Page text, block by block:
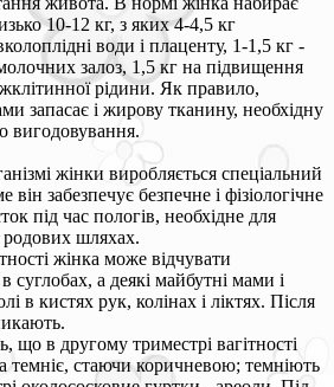
10-12 кг, з яких 4-4,5 кг
води і плаценту, 1-1,5 кг -
залоз, 1,5 кг на підвищення
рідини. Як правило,
запасає і жирову тканину, необхідну
вигодовування.
жінки виробляється спеціальний
забезпечує безпечне і фізіологічне
під час пологів, необхідне для
шляхах.
жінка може відчувати
суглобах, а деякі майбутні мами і
в кистях рук, колінах і ліктях. Після
що в другому триместрі вагітності
темніє, стаючи коричневою; темніють